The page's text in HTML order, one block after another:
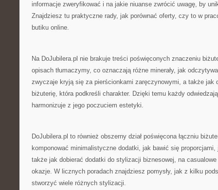
informacje zweryfikować i na jakie niuanse zwrócić uwagę, by
Znajdziesz tu praktyczne rady, jak porównać oferty, czy to w
butiku online.
Na DoJubilera.pl nie brakuje treści poświęconych znaczeniu
opisach tłumaczymy, co oznaczają różne minerały, jak
zwyczaje kryją się za pierścionkami zaręczynowymi, a także jak
biżuterię, która podkreśli charakter. Dzięki temu każdy
harmonizuje z jego poczuciem estetyki.
DoJubilera.pl to również obszerny dział poświęcona łączniu
komponować minimalistyczne dodatki, jak bawić się proporcjami,
także jak dobierać dodatki do stylizacji biznesowej, na
okazje. W licznych poradach znajdziesz pomysły, jak z kilku
stworzyć wiele różnych stylizacji.